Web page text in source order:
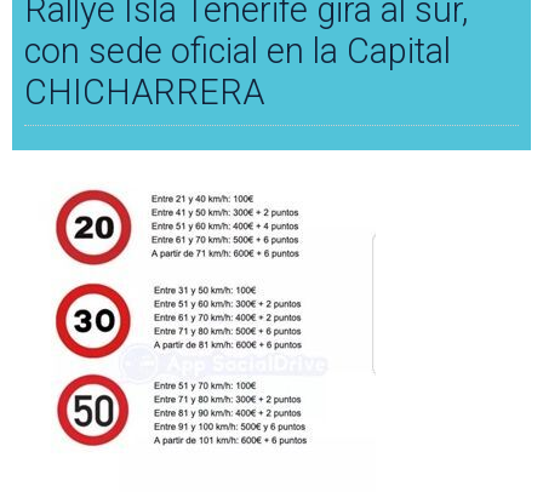
Rallye Isla Tenerife gira al sur,
con sede oficial en la Capital
CHICHARRERA